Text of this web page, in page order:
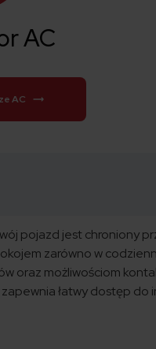
AC
AC
pojazd jest chroniony
zarówno w
oraz możliwościom
zapewnia łatwy dostęp do